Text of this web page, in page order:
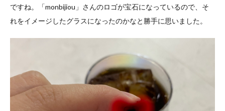
ですね。「monbijiou」さんのロゴが宝石になっているので、そ
れをイメージしたグラスになったのかなと勝手に思いました。